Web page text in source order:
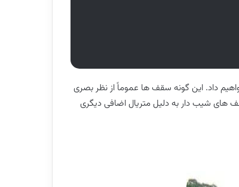
داد. این گونه سقف ها عموماً از نظر بصری
های شیب دار به دلیل متریال اضافی دیگری